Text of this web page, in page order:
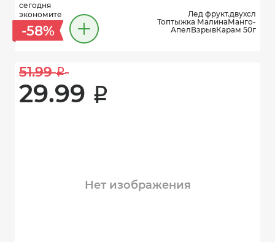
сегодня
экономите
-58%
Лед фрукт.двухсл
Топтыжка МалинаМанго-
АпелВзрывКарам 50г
51.99 i
29.99 i
Нет изображения